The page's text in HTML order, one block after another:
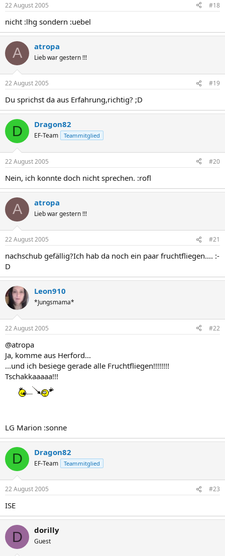
22 August 2005 #18
nicht :lhg sondern :uebel
A atropa
Lieb war gestern !!!
22 August 2005 #19
Du sprichst da aus Erfahrung,richtig? ;D
D Dragon82
EF-Team Teammitglied
22 August 2005 #20
Nein, ich konnte doch nicht sprechen. :rofl
A atropa
Lieb war gestern !!!
22 August 2005 #21
nachschub gefällig?Ich hab da noch ein paar fruchtfliegen.... :-
D
Leon910
*Jungsmama*
22 August 2005 #22
@atropa
Ja, komme aus Herford...
...und ich besiege gerade alle Fruchtfliegen!!!!!!!!
Tschakkaaaaa!!!
LG Marion :sonne
D Dragon82
EF-Team Teammitglied
22 August 2005 #23
ISE
D dorilly
Guest